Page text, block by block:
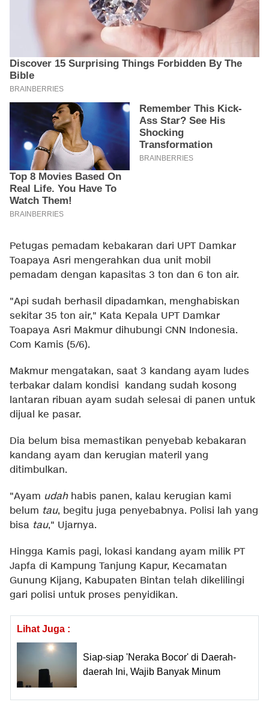
Petugas pemadam kebakaran dari UPT Damkar
Toapaya Asri mengerahkan dua unit mobil
pemadam dengan kapasitas 3 ton dan 6 ton air.
"Api sudah berhasil dipadamkan, menghabiskan
sekitar 35 ton air," Kata Kepala UPT Damkar
Toapaya Asri Makmur dihubungi CNN Indonesia.
Com Kamis (5/6).
Makmur mengatakan, saat 3 kandang ayam ludes
terbakar dalam kondisi kandang sudah kosong
lantaran ribuan ayam sudah selesai di panen untuk
dijual ke pasar.
Dia belum bisa memastikan penyebab kebakaran
kandang ayam dan kerugian materil yang
ditimbulkan.
"Ayam udahhabis panen, kalau kerugian kami
belum tau, begitu juga penyebabnya. Polisi lah yang
bisa tau," Ujarnya.
Hingga Kamis pagi, lokasi kandang ayam milik PT
Japfa di Kampung Tanjung Kapur, Kecamatan
Gunung Kijang, Kabupaten Bintan telah dikelilingi
gari polisi untuk proses penyidikan.
Lihat Juga :
Siap-siap 'Neraka Bocor' di Daerah-
daerah Ini, Wajib Banyak Minum